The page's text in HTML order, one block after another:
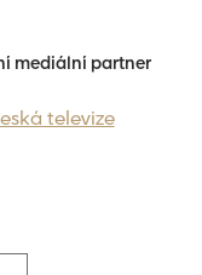
mediální partner